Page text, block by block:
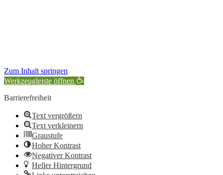
Zum Inhalt springen
Werkzeugleiste öffnen
Barrierefreiheit
Text vergrößern
Text verkleinern
Graustufe
Hoher Kontrast
Negativer Kontrast
Heller Hintergrund